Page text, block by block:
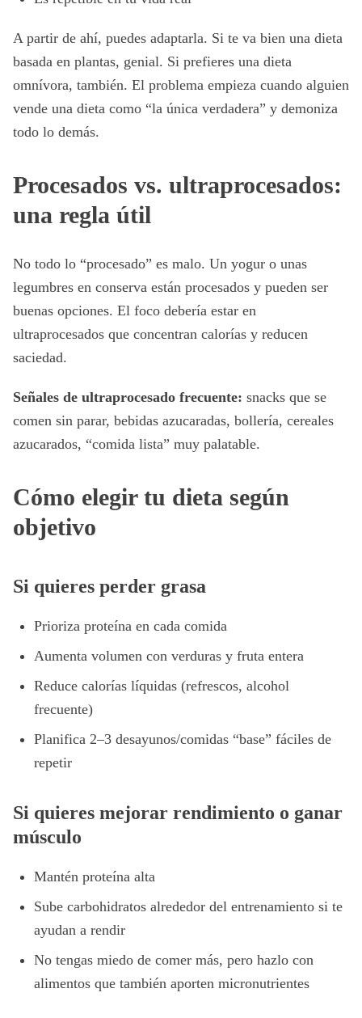
A partir de ahí, puedes adaptarla. Si te va bien una dieta
basada en plantas, genial. Si prefieres una dieta
omnívora, también. El problema empieza cuando alguien
vende una dieta como “la única verdadera” y demoniza
todo lo demás.
Procesados vs. ultraprocesados:
una regla útil
No todo lo “procesado” es malo. Un yogur o unas
legumbres en conserva están procesados y pueden ser
buenas opciones. El foco debería estar en
ultraprocesados que concentran calorías y reducen
saciedad.
Señales de ultraprocesado frecuente: snacks que se
comen sin parar, bebidas azucaradas, bollería, cereales
azucarados, “comida lista” muy palatable.
Cómo elegir tu dieta según
objetivo
Si quieres perder grasa
Prioriza proteína en cada comida
Aumenta volumen con verduras y fruta entera
Reduce calorías líquidas (refrescos, alcohol
frecuente)
Planifica 2–3 desayunos/comidas “base” fáciles de
repetir
Si quieres mejorar rendimiento o ganar
músculo
Mantén proteína alta
Sube carbohidratos alrededor del entrenamiento si te
ayudan a rendir
No tengas miedo de comer más, pero hazlo con
alimentos que también aporten micronutrientes